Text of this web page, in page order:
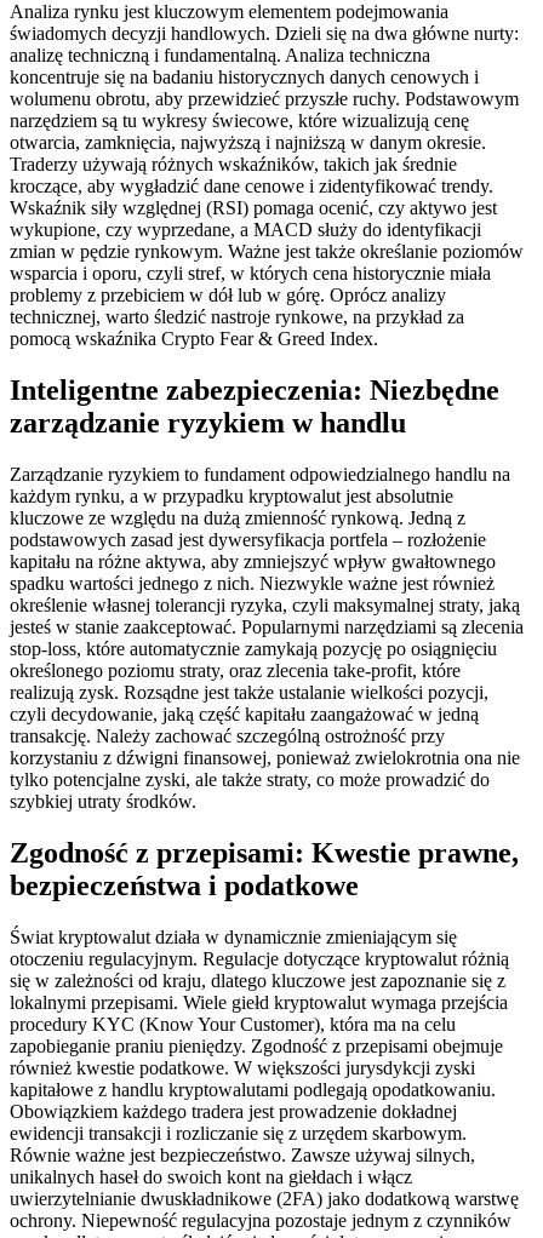
Analiza rynku jest kluczowym elementem podejmowania
świadomych decyzji handlowych. Dzieli się na dwa główne nurty:
analizę techniczną i fundamentalną. Analiza techniczna
koncentruje się na badaniu historycznych danych cenowych i
wolumenu obrotu, aby przewidzieć przyszłe ruchy. Podstawowym
narzędziem są tu wykresy świecowe, które wizualizują cenę
otwarcia, zamknięcia, najwyższą i najniższą w danym okresie.
Traderzy używają różnych wskaźników, takich jak średnie
kroczące, aby wygładzić dane cenowe i zidentyfikować trendy.
Wskaźnik siły względnej (RSI) pomaga ocenić, czy aktywo jest
wykupione, czy wyprzedane, a MACD służy do identyfikacji
zmian w pędzie rynkowym. Ważne jest także określanie poziomów
wsparcia i oporu, czyli stref, w których cena historycznie miała
problemy z przebiciem w dół lub w górę. Oprócz analizy
technicznej, warto śledzić nastroje rynkowe, na przykład za
pomocą wskaźnika Crypto Fear & Greed Index.
Inteligentne zabezpieczenia: Niezbędne
zarządzanie ryzykiem w handlu
Zarządzanie ryzykiem to fundament odpowiedzialnego handlu na
każdym rynku, a w przypadku kryptowalut jest absolutnie
kluczowe ze względu na dużą zmienność rynkową. Jedną z
podstawowych zasad jest dywersyfikacja portfela – rozłożenie
kapitału na różne aktywa, aby zmniejszyć wpływ gwałtownego
spadku wartości jednego z nich. Niezwykle ważne jest również
określenie własnej tolerancji ryzyka, czyli maksymalnej straty, jaką
jesteś w stanie zaakceptować. Popularnymi narzędziami są zlecenia
stop-loss, które automatycznie zamykają pozycję po osiągnięciu
określonego poziomu straty, oraz zlecenia take-profit, które
realizują zysk. Rozsądne jest także ustalanie wielkości pozycji,
czyli decydowanie, jaką część kapitału zaangażować w jedną
transakcję. Należy zachować szczególną ostrożność przy
korzystaniu z dźwigni finansowej, ponieważ zwielokrotnia ona nie
tylko potencjalne zyski, ale także straty, co może prowadzić do
szybkiej utraty środków.
Zgodność z przepisami: Kwestie prawne,
bezpieczeństwa i podatkowe
Świat kryptowalut działa w dynamicznie zmieniającym się
otoczeniu regulacyjnym. Regulacje dotyczące kryptowalut różnią
się w zależności od kraju, dlatego kluczowe jest zapoznanie się z
lokalnymi przepisami. Wiele giełd kryptowalut wymaga przejścia
procedury KYC (Know Your Customer), która ma na celu
zapobieganie praniu pieniędzy. Zgodność z przepisami obejmuje
również kwestie podatkowe. W większości jurysdykcji zyski
kapitałowe z handlu kryptowalutami podlegają opodatkowaniu.
Obowiązkiem każdego tradera jest prowadzenie dokładnej
ewidencji transakcji i rozliczanie się z urzędem skarbowym.
Równie ważne jest bezpieczeństwo. Zawsze używaj silnych,
unikalnych haseł do swoich kont na giełdach i włącz
uwierzytelnianie dwuskładnikowe (2FA) jako dodatkową warstwę
ochrony. Niepewność regulacyjna pozostaje jednym z czynników